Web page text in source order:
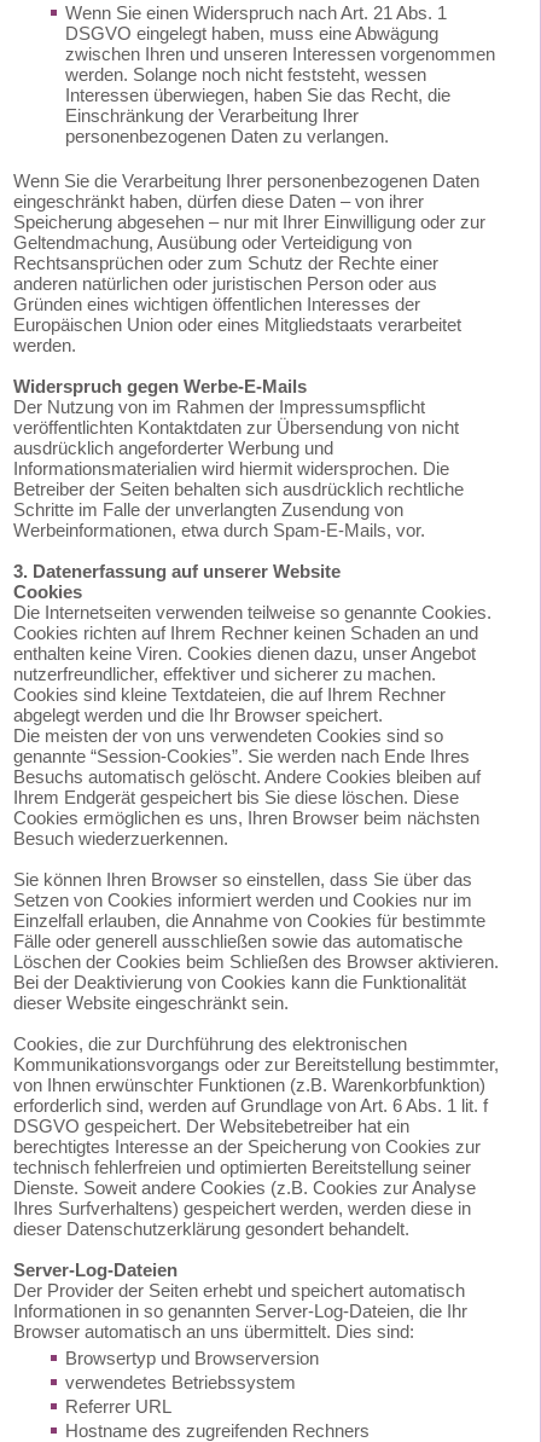
Wenn Sie einen Widerspruch nach Art. 21 Abs. 1
DSGVO eingelegt haben, muss eine Abwägung
zwischen Ihren und unseren Interessen vorgenommen
werden. Solange noch nicht feststeht, wessen
Interessen überwiegen, haben Sie das Recht, die
Einschränkung der Verarbeitung Ihrer
personenbezogenen Daten zu verlangen.
Wenn Sie die Verarbeitung Ihrer personenbezogenen Daten
eingeschränkt haben, dürfen diese Daten – von ihrer
Speicherung abgesehen – nur mit Ihrer Einwilligung oder zur
Geltendmachung, Ausübung oder Verteidigung von
Rechtsansprüchen oder zum Schutz der Rechte einer
anderen natürlichen oder juristischen Person oder aus
Gründen eines wichtigen öffentlichen Interesses der
Europäischen Union oder eines Mitgliedstaats verarbeitet
werden.
Widerspruch gegen Werbe-E-Mails
Der Nutzung von im Rahmen der Impressumspflicht
veröffentlichten Kontaktdaten zur Übersendung von nicht
ausdrücklich angeforderter Werbung und
Informationsmaterialien wird hiermit widersprochen. Die
Betreiber der Seiten behalten sich ausdrücklich rechtliche
Schritte im Falle der unverlangten Zusendung von
Werbeinformationen, etwa durch Spam-E-Mails, vor.
3. Datenerfassung auf unserer Website
Cookies
Die Internetseiten verwenden teilweise so genannte Cookies.
Cookies richten auf Ihrem Rechner keinen Schaden an und
enthalten keine Viren. Cookies dienen dazu, unser Angebot
nutzerfreundlicher, effektiver und sicherer zu machen.
Cookies sind kleine Textdateien, die auf Ihrem Rechner
abgelegt werden und die Ihr Browser speichert.
Die meisten der von uns verwendeten Cookies sind so
genannte “Session-Cookies”. Sie werden nach Ende Ihres
Besuchs automatisch gelöscht. Andere Cookies bleiben auf
Ihrem Endgerät gespeichert bis Sie diese löschen. Diese
Cookies ermöglichen es uns, Ihren Browser beim nächsten
Besuch wiederzuerkennen.
Sie können Ihren Browser so einstellen, dass Sie über das
Setzen von Cookies informiert werden und Cookies nur im
Einzelfall erlauben, die Annahme von Cookies für bestimmte
Fälle oder generell ausschließen sowie das automatische
Löschen der Cookies beim Schließen des Browser aktivieren.
Bei der Deaktivierung von Cookies kann die Funktionalität
dieser Website eingeschränkt sein.
Cookies, die zur Durchführung des elektronischen
Kommunikationsvorgangs oder zur Bereitstellung bestimmter,
von Ihnen erwünschter Funktionen (z.B. Warenkorbfunktion)
erforderlich sind, werden auf Grundlage von Art. 6 Abs. 1 lit. f
DSGVO gespeichert. Der Websitebetreiber hat ein
berechtigtes Interesse an der Speicherung von Cookies zur
technisch fehlerfreien und optimierten Bereitstellung seiner
Dienste. Soweit andere Cookies (z.B. Cookies zur Analyse
Ihres Surfverhaltens) gespeichert werden, werden diese in
dieser Datenschutzerklärung gesondert behandelt.
Server-Log-Dateien
Der Provider der Seiten erhebt und speichert automatisch
Informationen in so genannten Server-Log-Dateien, die Ihr
Browser automatisch an uns übermittelt. Dies sind:
Browsertyp und Browserversion
verwendetes Betriebssystem
Referrer URL
Hostname des zugreifenden Rechners